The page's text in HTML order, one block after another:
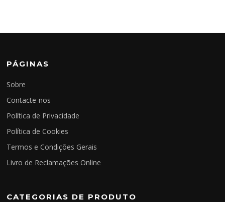
PÁGINAS
Sobre
Contacte-nos
Política de Privacidade
Política de Cookies
Termos e Condições Gerais
Livro de Reclamações Online
CATEGORIAS DE PRODUTO